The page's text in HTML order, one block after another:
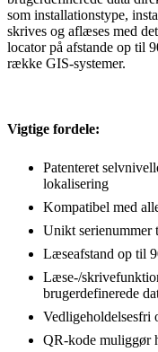
som installationstype,
skrives og aflæses med
locator på afstande op til
række GIS-systemer.
Vigtige fordele:
Patenteret
lokalisering
Kompatibel med
Unikt
Læseafstand op til
Læse-/
brugerdefinerede
Vedligeholdelsesfri
QR-kode muliggør